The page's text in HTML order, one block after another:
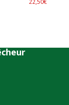
22,50€